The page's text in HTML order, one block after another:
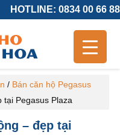
HOTLINE: 0834 00 66 88
/ Bán căn hộ Pegasus
Pegasus Plaza
– đẹp tại